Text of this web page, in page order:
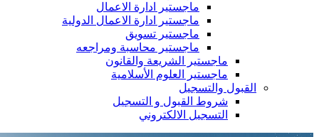
ماجستير ادارة الاعمال
ماجستير ادارة الاعمال الدولية
ماجستير تسويق
ماجستير محاسبة ومراجعه
ماجستير الشريعة والقانون
ماجستير العلوم الأسلامية
القبول والتسجيل
شروط القبول و التسجيل
التسجيل الالكتروني